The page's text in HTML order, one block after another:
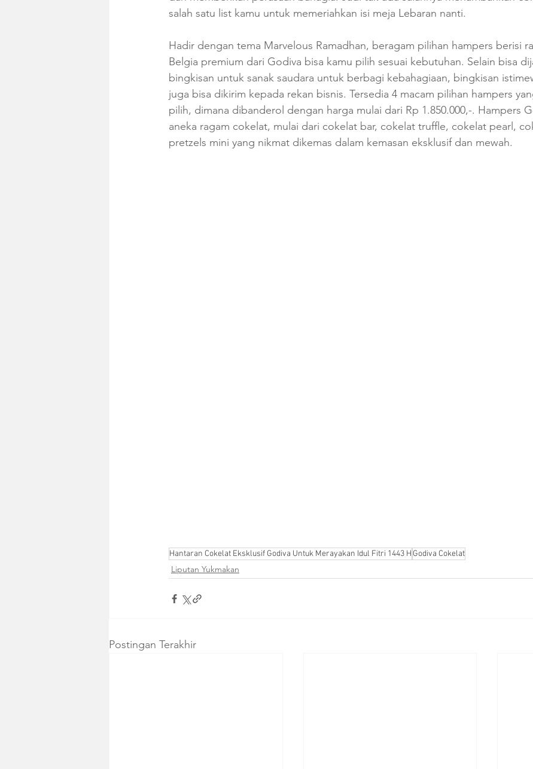
salah satu list kamu untuk memeriahkan isi meja Lebaran nanti.
Hadir dengan tema Marvelous Ramadhan, beragam pilihan hampers berisi
Belgia premium dari Godiva bisa kamu pilih sesuai kebutuhan. Selain bisa
bingkisan untuk sanak saudara untuk berbagi kebahagiaan, bingkisan
juga bisa dikirim kepada rekan bisnis. Tersedia 4 macam pilihan hampers
pilih, dimana dibanderol dengan harga mulai dari Rp 1.850.000,-. Hampers
aneka ragam cokelat, mulai dari cokelat bar, cokelat truffle, cokelat pearl,
pretzels mini yang nikmat dikemas dalam kemasan eksklusif dan mewah.
Hantaran Cokelat Eksklusif Godiva Untuk Merayakan Idul Fitri 1443 H Godiva Cokelat
Liputan Yukmakan
Postingan Terakhir